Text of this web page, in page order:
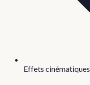
Effets cinématiques